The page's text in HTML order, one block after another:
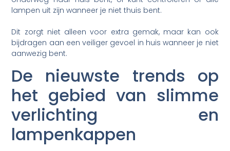
lampen uit zijn wanneer je niet thuis bent.
Dit zorgt niet alleen voor extra gemak, maar kan ook
bijdragen aan een veiliger gevoel in huis wanneer je niet
aanwezig bent.
De nieuwste trends op
het gebied van slimme
verlichting en
lampenkappen